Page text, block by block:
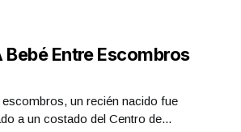
Entre Escombros
un recién nacido fue
a un costado del Centro de...